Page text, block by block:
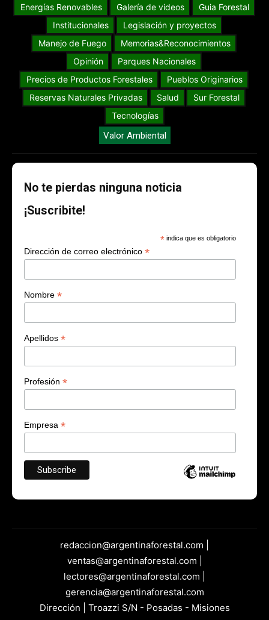
Energías Renovables
Galería de videos
Guia Forestal
Institucionales
Legislación y proyectos
Manejo de Fuego
Memorias&Reconocimientos
Opinión
Parques Nacionales
Precios de Productos Forestales
Pueblos Originarios
Reservas Naturales Privadas
Salud
Sur Forestal
Tecnologías
Valor Ambiental
No te pierdas ninguna noticia
¡Suscribite!
* indica que es obligatorio
Dirección de correo electrónico *
Nombre *
Apellidos *
Profesión *
Empresa *
redaccion@argentinaforestal.com |
ventas@argentinaforestal.com |
lectores@argentinaforestal.com |
gerencia@argentinaforestal.com
Dirección | Troazzi S/N - Posadas - Misiones